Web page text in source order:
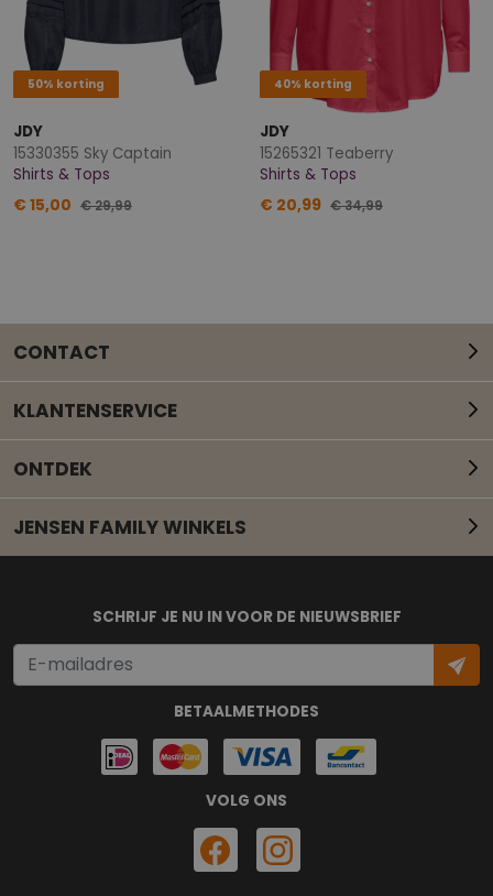
50% korting
JDY
15330355 Sky Captain
Shirts & Tops
€ 15,00 € 29,99
40% korting
JDY
15265321 Teaberry
Shirts & Tops
€ 20,99 € 34,99
CONTACT
Mail onze klantenservice
KLANTENSERVICE
ONTDEK
JENSEN FAMILY WINKELS
BETAALMETHODES
SCHRIJF JE NU IN VOOR DE NIEUWSBRIEF
VOLG ONS